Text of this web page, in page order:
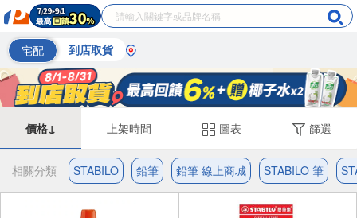
宅配 到店取貨
價格↓ 上架時間 圖表 篩選
相關分類 STABILO 鉛筆 鉛筆 線上商城 STABILO 筆